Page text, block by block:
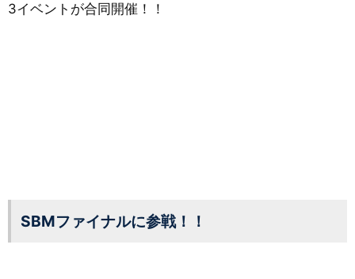
3イベントが合同開催！！
SBMファイナルに参戦！！